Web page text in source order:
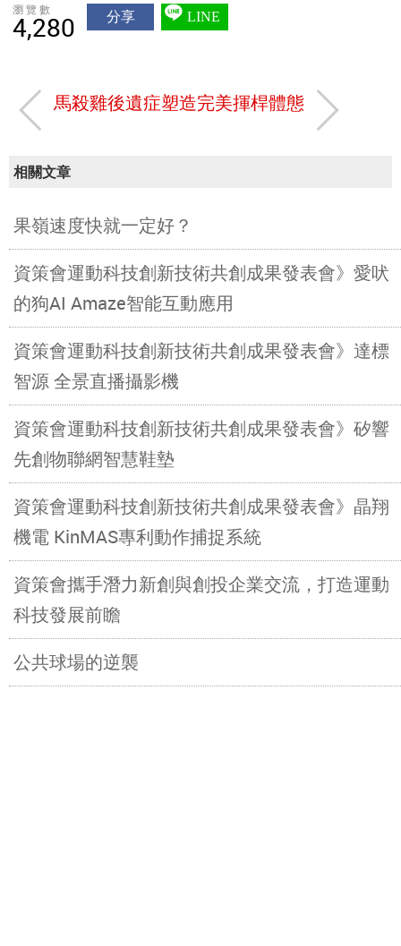
瀏覽數
4,280 分享 LINE
馬殺雞後遺症塑造完美揮桿體態
相關文章
果嶺速度快就一定好？
資策會運動科技創新技術共創成果發表會》愛吠
的狗AI Amaze智能互動應用
資策會運動科技創新技術共創成果發表會》達標
智源 全景直播攝影機
資策會運動科技創新技術共創成果發表會》矽響
先創物聯網智慧鞋墊
資策會運動科技創新技術共創成果發表會》晶翔
機電 KinMAS專利動作捕捉系統
資策會攜手潛力新創與創投企業交流，打造運動
科技發展前瞻
公共球場的逆襲